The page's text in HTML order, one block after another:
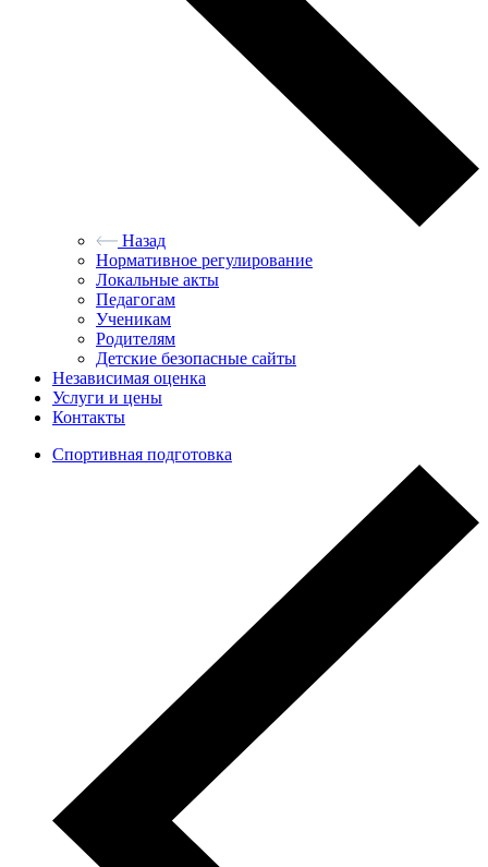
Назад
Нормативное регулирование
Локальные акты
Педагогам
Ученикам
Родителям
Детские безопасные сайты
Независимая оценка
Услуги и цены
Контакты
Спортивная подготовка